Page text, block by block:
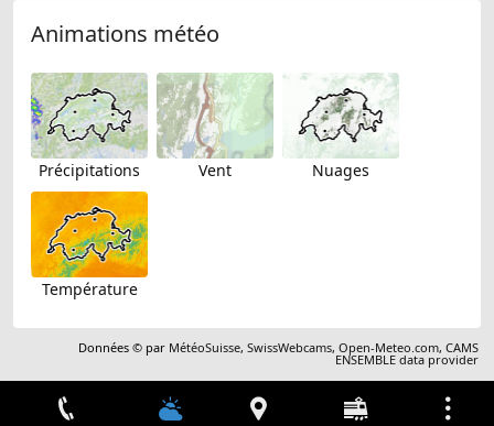
Animations météo
Précipitations Vent Nuages
Température
Données © par MétéoSuisse,SwissWebcams,Open-Meteo.com,CAMS
ENSEMBLE data provider